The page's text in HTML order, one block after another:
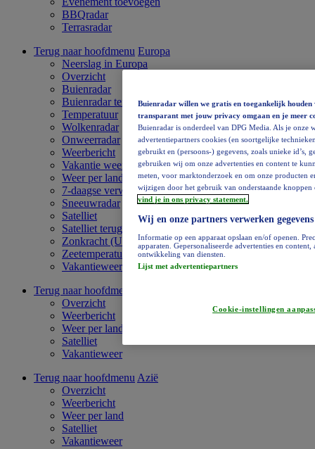
BBQradar
Terrasradar
Terug naar hoofdmenu Europa
Neerslag in Europa
Overzicht
Buienradar
Buienradar terugkijken
Temperatuur
Wolkenradar
Onweerradar
Weerbericht
Vakantie weervideo
Weer per land
7-daagse verwachting
Sneeuwradar
Satelliet
Satelliet terugkijken
Zonkracht (UV)
Zeetemperatuur
Vakantieweer
Terug naar hoofdmenu
Overzicht
Weerbericht
Weer per land
Satelliet
Vakantieweer
Terug naar hoofdmenu Azië
Overzicht
Weerbericht
Weer per land
Satelliet
Vakantieweer
Buienradar willen we gratis en toegankelijk
transparant met jouw privacy omgaan en je meer
Buienradar is onderdeel van DPG Media. Als je
advertentiepartners cookies (en soortgelijke
gebruikt en (persoons-) gegevens, zoals unieke id’s,
gebruiken wij om onze advertenties en content te
meten, voor marktonderzoek en om onze producten
wijzigen door het gebruik van onderstaande
vind je in ons privacy statement.
Wij en onze partners verwerken
Informatie op een apparaat opslaan en/of openen.
apparaten. Gepersonaliseerde advertenties en
ontwikkeling van diensten.
Lijst met advertentiepartners
Cookie-instellingen